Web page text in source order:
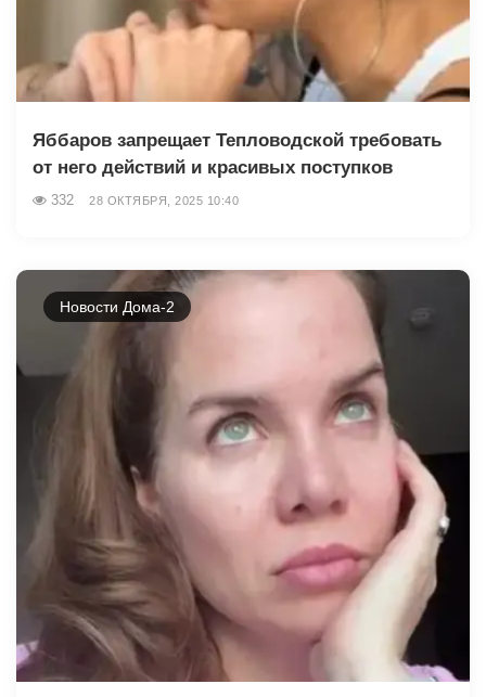
Яббаров запрещает Тепловодской требовать
от него действий и красивых поступков
332 28 ОКТЯБРЯ, 2025 10:40
Новости Дома-2